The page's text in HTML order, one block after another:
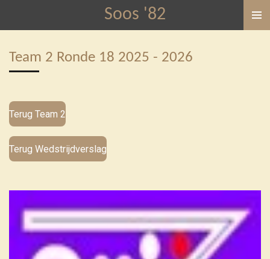
direct
de
hoofdinhoud
Soos '82
Team 2 Ronde 18 2025 - 2026
Terug Team 2
Terug Wedstrijdverslag